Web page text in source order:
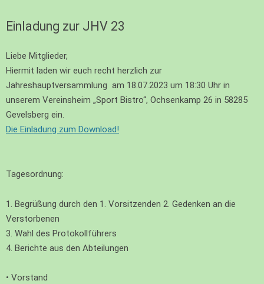
Einladung zur JHV 23
Liebe Mitglieder,
Hiermit laden wir euch recht herzlich zur
Jahreshauptversammlung am 18.07.2023 um 18:30 Uhr in
unserem Vereinsheim „Sport Bistro“, Ochsenkamp 26 in 58285
Gevelsberg ein.
Die Einladung zum Download!
Tagesordnung:
1. Begrüßung durch den 1. Vorsitzenden 2. Gedenken an die
Verstorbenen
3. Wahl des Protokollführers
4. Berichte aus den Abteilungen
• Vorstand